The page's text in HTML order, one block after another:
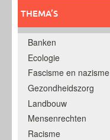
THEMA’S
Banken
Ecologie
Fascisme en nazisme
Gezondheidszorg
Landbouw
Mensenrechten
Racisme